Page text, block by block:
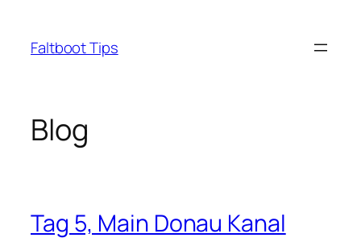
springen
Faltboot Tips
Blog
Tag 5, Main Donau Kanal